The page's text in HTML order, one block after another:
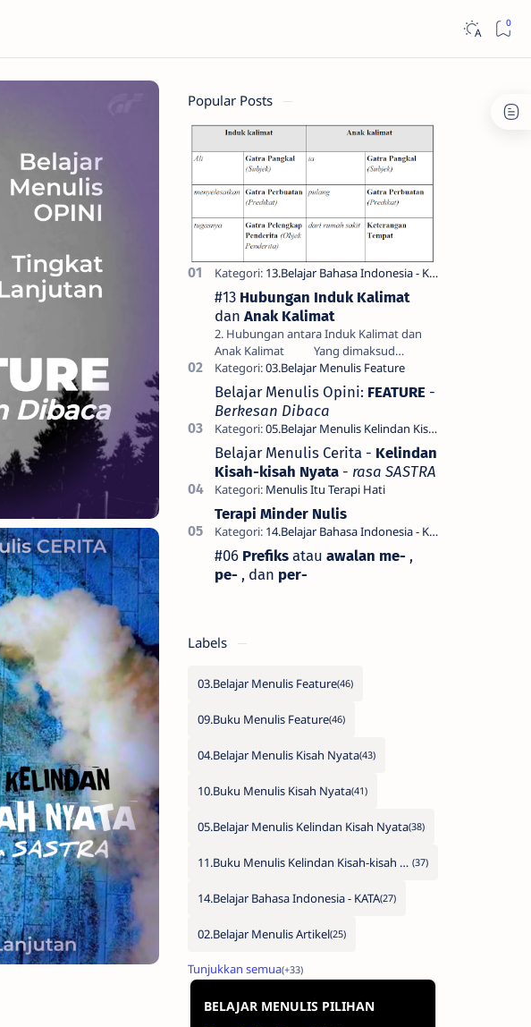
Popular Posts
#13 Hubungan Induk Kalimat
dan Anak Kalimat
2. Hubungan antara Induk Kalimat dan
Anak Kalimat Yang dimaksud
dengan hubungan antara induk kalimat
dan anak kalimat di sini bukan hubung…
Belajar Menulis Opini: FEATURE-
Berkesan Dibaca
Belajar Menulis Cerita - Kelindan
Kisah-kisah Nyata- rasa SASTRA
Terapi Minder Nulis
#06 Prefiksatau awalan me- ,
pe- , dan per-
Labels
03.Belajar Menulis Feature
09.Buku Menulis Feature
04.Belajar Menulis Kisah Nyata
10.Buku Menulis Kisah Nyata
05.Belajar Menulis Kelindan Kisah Nyata
11.Buku Menulis Kelindan Kisah-kisah Nyata
14.Belajar Bahasa Indonesia - KATA
02.Belajar Menulis Artikel
BELAJAR MENULIS PILIHAN